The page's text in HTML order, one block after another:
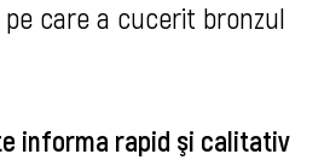
care a cucerit bronzul
informa rapid şi calitativ